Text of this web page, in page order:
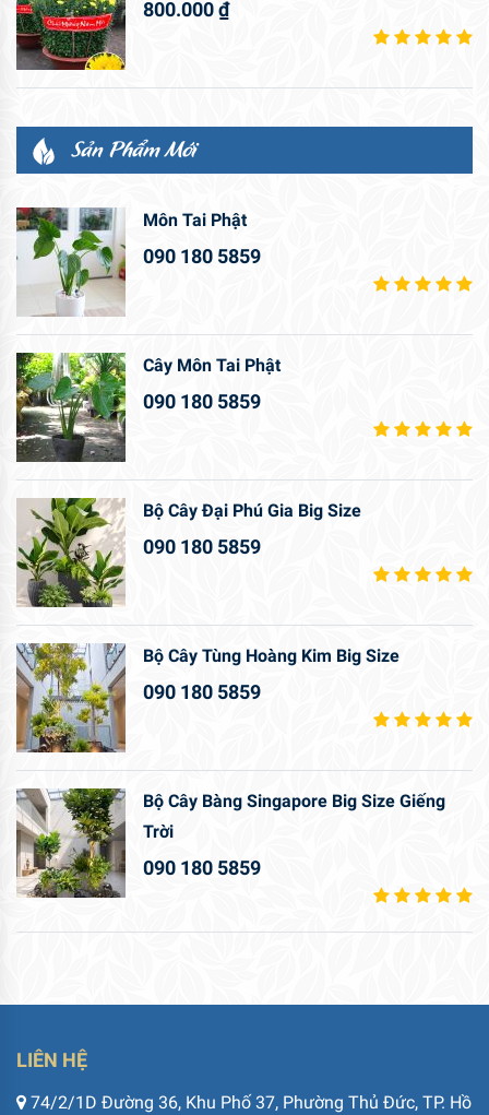
800.000₫
Sản Phẩm Mới
Môn Tai Phật
090 180 5859
Cây Môn Tai Phật
090 180 5859
Bộ Cây Đại Phú Gia Big Size
090 180 5859
Bộ Cây Tùng Hoàng Kim Big Size
090 180 5859
Bộ Cây Bàng Singapore Big Size Giếng
Trời
090 180 5859
LIÊN HỆ
74/2/1D Đường 36, Khu Phố 37, Phường Thủ Đức, TP. Hồ